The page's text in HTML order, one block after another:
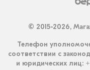
© 2015-2026,
Телефон
соответствии с
и юридических лиц: